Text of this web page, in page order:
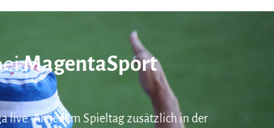
MagentaSport
live. An jedem Spieltag zusätzlich in der